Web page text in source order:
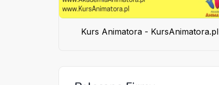
Kurs Animatora - KursAnimatora.pl